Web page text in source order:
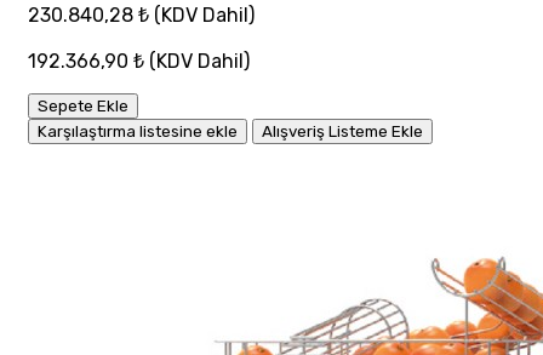
230.840,28 ₺ (KDV Dahil)
192.366,90 ₺ (KDV Dahil)
Sepete Ekle
Karşılaştırma listesine ekle
Alışveriş Listeme Ekle